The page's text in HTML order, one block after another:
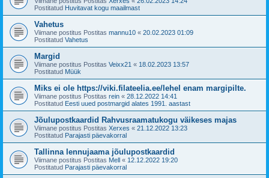
Postitatud Huvitavat kogu maailmast
Vahetus
Viimane postitus Postitas mannu10 « 20.02.2023 01:09
Postitatud Vahetus
Margid
Viimane postitus Postitas Veixx21 « 18.02.2023 13:57
Postitatud Müük
Miks ei ole https://viki.filateelia.ee/lehel enam margipilte.
Viimane postitus Postitas rein « 28.12.2022 14:41
Postitatud Eesti uued postmargid alates 1991. aastast
Jõulupostkaardid Rahvusraamatukogu väikeses majas
Viimane postitus Postitas Xerxes « 21.12.2022 13:23
Postitatud Parajasti päevakorral
Tallinna lennujaama jõulupostkaardid
Viimane postitus Postitas Mell « 12.12.2022 19:20
Postitatud Parajasti päevakorral